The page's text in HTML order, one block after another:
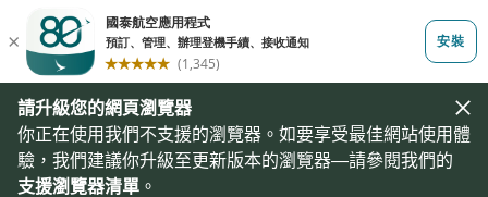
請升級您的網頁瀏覽器
你正在使用我們不支援的瀏覽器。如要享受最佳網站使用體
驗，我們建議你升級至更新版本的瀏覽器—請參閱我們的
支援瀏覽器清單 。